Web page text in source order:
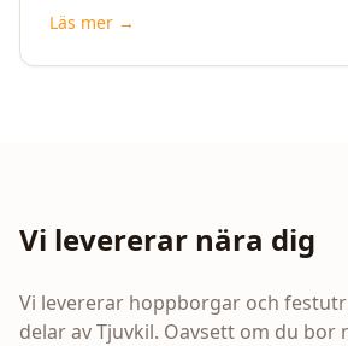
Läs mer →
Vi levererar nära dig
Vi levererar hoppborgar och
delar avTjuvkil. Oavsett om du bor